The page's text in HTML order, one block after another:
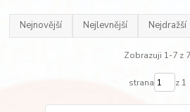
Nejnovější Nejlevnější Nejdražší
Zobrazuji 1-7 z 7
strana z 1